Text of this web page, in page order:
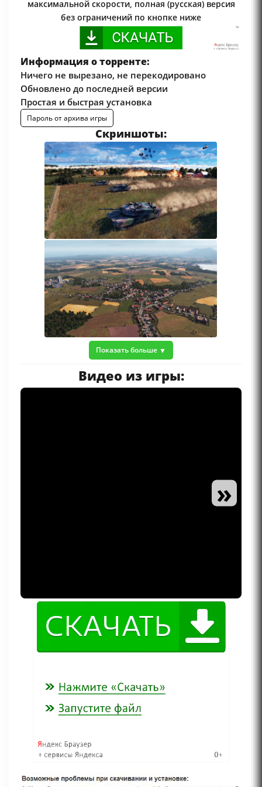
максимальной скорости, полная (русская) версия
без ограничений по кнопке ниже
Информация о торренте:
Ничего не вырезано, не перекодировано
Обновлено до последней версии
Простая и быстрая установка
Пароль от архива игры
Скриншоты:
Показать больше
Видео из игры:
»